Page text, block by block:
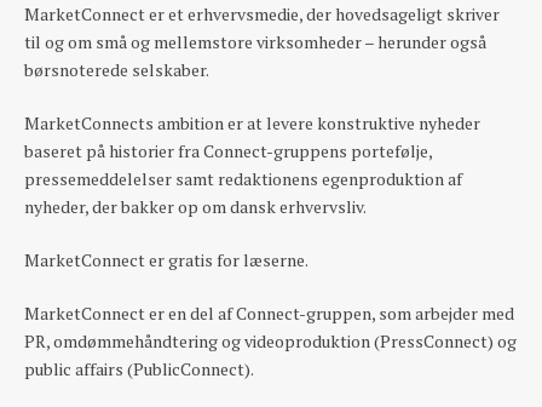
MarketConnect er et erhvervsmedie, der hovedsageligt skriver
til og om små og mellemstore virksomheder – herunder også
børsnoterede selskaber.
MarketConnects ambition er at levere konstruktive nyheder
baseret på historier fra Connect-gruppens portefølje,
pressemeddelelser samt redaktionens egenproduktion af
nyheder, der bakker op om dansk erhvervsliv.
MarketConnect er gratis for læserne.
MarketConnect er en del af Connect-gruppen, som arbejder med
PR, omdømmehåndtering og videoproduktion (PressConnect) og
public affairs (PublicConnect).